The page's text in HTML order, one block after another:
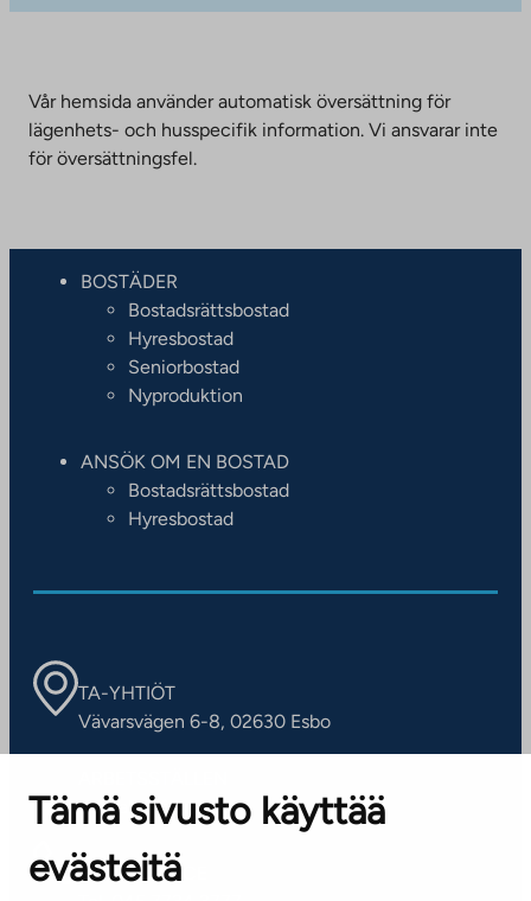
Tämä sivusto käyttää
evästeitä
Vår hemsida använder automatisk översättning för
lägenhets- och husspecifik information. Vi ansvarar inte
för översättningsfel.
BOSTÄDER
Bostadsrättsbostad
Hyresbostad
Seniorbostad
Nyproduktion
ANSÖK OM EN BOSTAD
Bostadsrättsbostad
Hyresbostad
TA-YHTIÖT
Vävarsvägen 6-8, 02630 Esbo
Kontaktinformation
KUNDSERVICE